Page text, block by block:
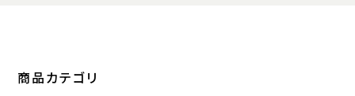
商品カテゴリ